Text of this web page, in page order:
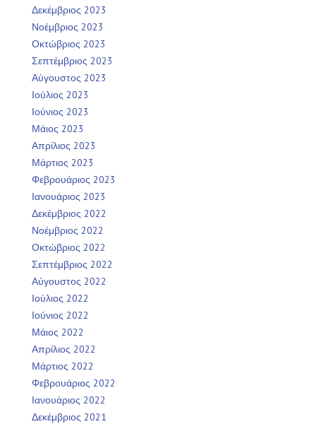
Δεκέμβριος 2023
Νοέμβριος 2023
Οκτώβριος 2023
Σεπτέμβριος 2023
Αύγουστος 2023
Ιούλιος 2023
Ιούνιος 2023
Μάιος 2023
Απρίλιος 2023
Μάρτιος 2023
Φεβρουάριος 2023
Ιανουάριος 2023
Δεκέμβριος 2022
Νοέμβριος 2022
Οκτώβριος 2022
Σεπτέμβριος 2022
Αύγουστος 2022
Ιούλιος 2022
Ιούνιος 2022
Μάιος 2022
Απρίλιος 2022
Μάρτιος 2022
Φεβρουάριος 2022
Ιανουάριος 2022
Δεκέμβριος 2021